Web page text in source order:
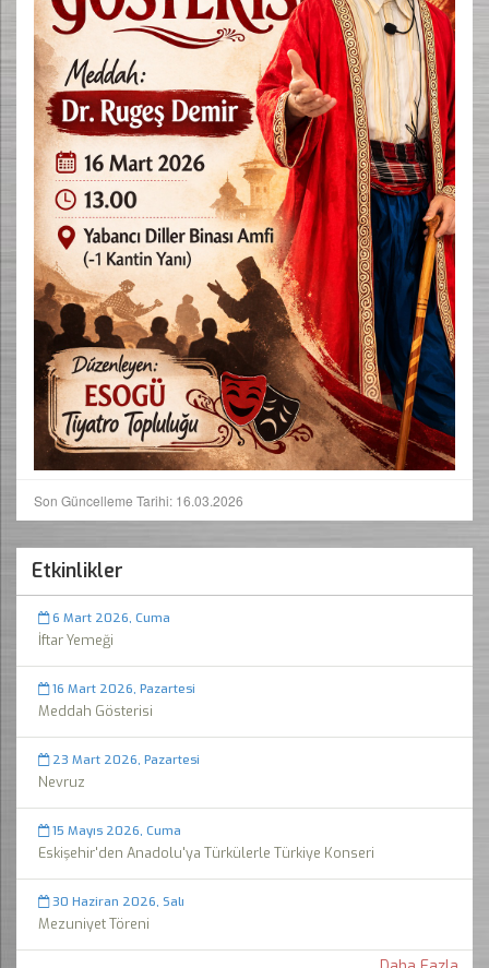
Son Güncelleme Tarihi: 16.03.2026
Etkinlikler
6 Mart 2026, Cuma
İftar Yemeği
16 Mart 2026, Pazartesi
Meddah Gösterisi
23 Mart 2026, Pazartesi
Nevruz
15 Mayıs 2026, Cuma
Eskişehir'den Anadolu'ya Türkülerle Türkiye Konseri
30 Haziran 2026, Salı
Mezuniyet Töreni